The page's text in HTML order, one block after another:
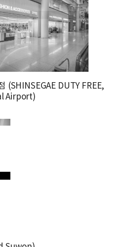
(SHINSEGAE DUTY FREE,
Airport)